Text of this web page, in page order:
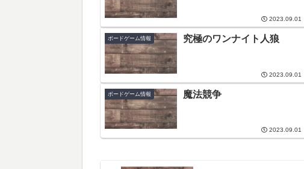
2023.09.01
ボードゲーム情報 究極のワンナイト人狼
2023.09.01
ボードゲーム情報 魔法競争
2023.09.01